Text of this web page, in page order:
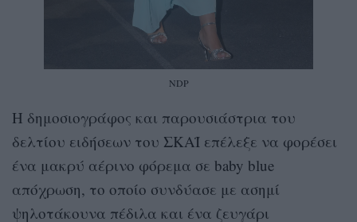
NDP
Η δημοσιογράφος και παρουσιάστρια του
δελτίου ειδήσεων του ΣΚΑΪ επέλεξε να φορέσει
ένα μακρύ αέρινο φόρεμα σε baby blue
απόχρωση, το οποίο συνδύασε με ασημί
ψηλοτάκουνα πέδιλα και ένα ζευγάρι